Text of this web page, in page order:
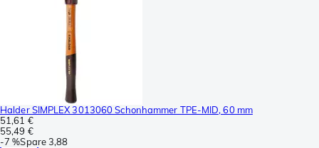
Halder SIMPLEX 3013060 Schonhammer TPE-MID, 60 mm
51,61 €
55,49 €
-7 %Spare3,88